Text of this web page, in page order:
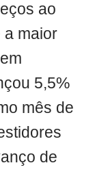
ao
a maior
5,5%
mês de
de